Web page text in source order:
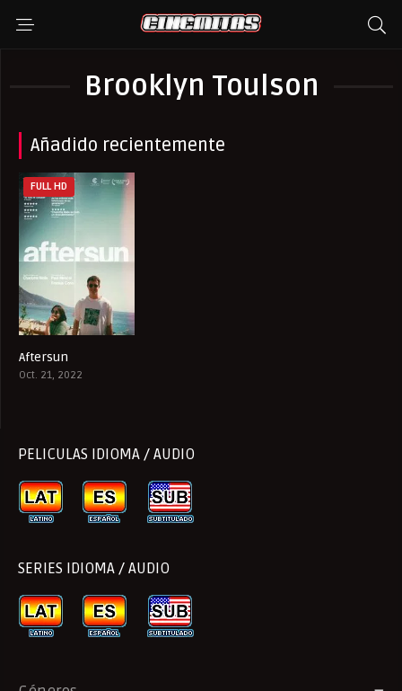
Brooklyn Toulson
Añadido recientemente
FULL HD
Aftersun
Oct. 21, 2022
PELICULAS IDIOMA / AUDIO
SERIES IDIOMA / AUDIO